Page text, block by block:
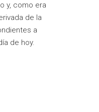
y, como era
de la
a
de hoy.